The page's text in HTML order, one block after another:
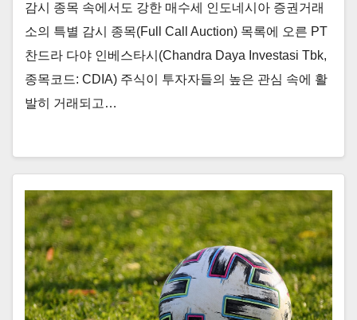
감시 종목 속에서도 강한 매수세 인도네시아 증권거래
소의 특별 감시 종목(Full Call Auction) 목록에 오른 PT
찬드라 다야 인베스타시(Chandra Daya Investasi Tbk,
종목코드: CDIA) 주식이 투자자들의 높은 관심 속에 활
발히 거래되고…